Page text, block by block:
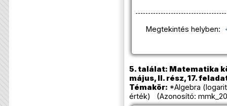
Megtekintés helyben:
5. találat: Matematika
május, II. rész, 17.
Témakör: *Algebra
érték) (Azonosító: